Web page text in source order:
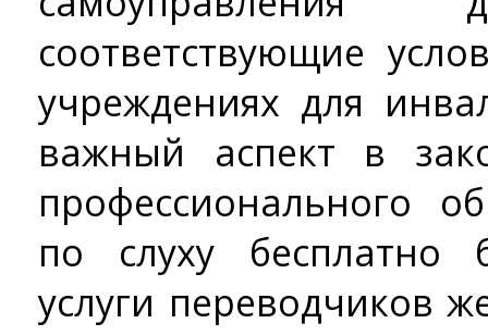
соответствующие
учреждениях для
важный аспект в
профессионального
по слуху бесплатно
услуги переводчиков